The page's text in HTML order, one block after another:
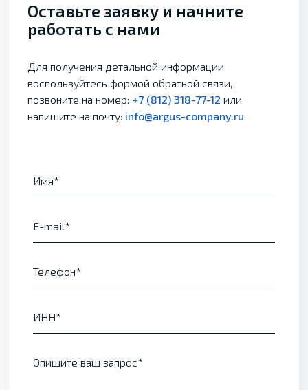
Оставьте заявку и начните
работать с нами
Для получения детальной информации
воспользуйтесь формой обратной связи,
позвоните на номер: +7 (812) 318-77-12 или
напишите на почту: info@argus-company.ru
Имя
E-mail
Телефон
ИНН
Опишите ваш запрос